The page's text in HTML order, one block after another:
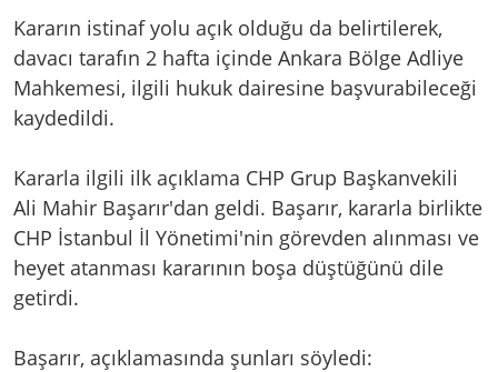
Kararın istinaf yolu açık olduğu da belirtilerek,
davacı tarafın 2 hafta içinde Ankara Bölge Adliye
Mahkemesi, ilgili hukuk dairesine başvurabileceği
kaydedildi.
Kararla ilgili ilk açıklama CHP Grup Başkanvekili
Ali Mahir Başarır'dan geldi. Başarır, kararla birlikte
CHP İstanbul İl Yönetimi'nin görevden alınması ve
heyet atanması kararının boşa düştüğünü dile
getirdi.
Başarır, açıklamasında şunları söyledi: